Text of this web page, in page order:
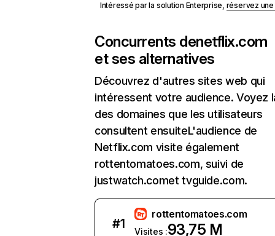
Intéressé par la solution Enterprise, réservez
Concurrents denetflix.com
et ses alternatives
Découvrez d'autres sites web qui
intéressent votre audience. Voyez
des domaines que les utilisateurs
consultent ensuiteL'audience de
Netflix.com visite également
rottentomatoes.com, suivi de
justwatch.comet tvguide.com.
#1
rottentomatoes.com
Visites :93,75 M